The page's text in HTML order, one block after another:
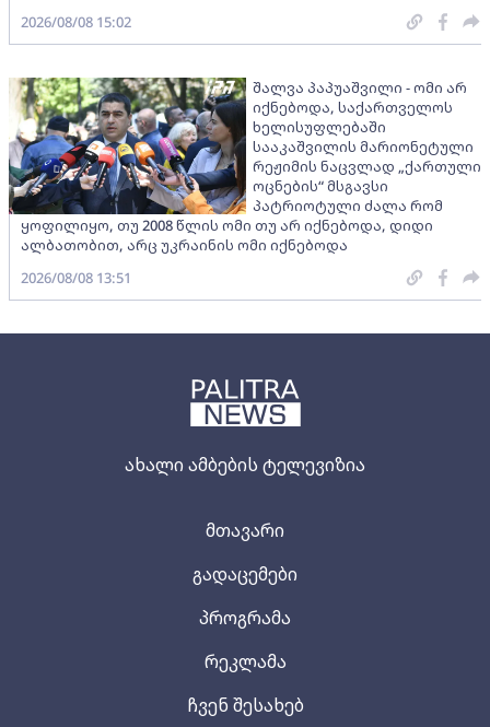
ახალი ამბების ტელევიზია
მთავარი
გადაცემები
პროგრამა
რეკლამა
ჩვენ შესახებ
2026/08/08 15:02
შალვა პაპუაშვილი - ომი არ
იქნებოდა, საქართველოს
ხელისუფლებაში
სააკაშვილის მარიონეტული
რეჟიმის ნაცვლად „ქართული
ოცნების“ მსგავსი
პატრიოტული ძალა რომ
ყოფილიყო, თუ 2008 წლის ომი თუ არ იქნებოდა, დიდი
ალბათობით, არც უკრაინის ომი იქნებოდა
2026/08/08 13:51